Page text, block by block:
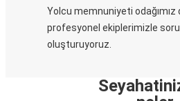
Yolcu memnuniyeti
profesyonel ekiplerimizle
oluşturuyoruz.